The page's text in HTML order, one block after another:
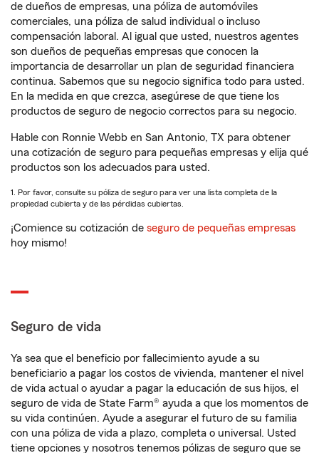
de dueños de empresas, una póliza de automóviles
comerciales, una póliza de salud individual o incluso
compensación laboral. Al igual que usted, nuestros agentes
son dueños de pequeñas empresas que conocen la
importancia de desarrollar un plan de seguridad financiera
continua. Sabemos que su negocio significa todo para usted.
En la medida en que crezca, asegúrese de que tiene los
productos de seguro de negocio correctos para su negocio.
Hable con Ronnie Webb en San Antonio, TX para obtener
una cotización de seguro para pequeñas empresas y elija qué
productos son los adecuados para usted.
1. Por favor, consulte su póliza de seguro para ver una lista completa de la
propiedad cubierta y de las pérdidas cubiertas.
¡Comience su cotización de seguro de pequeñas empresas
hoy mismo!
Seguro de vida
Ya sea que el beneficio por fallecimiento ayude a su
beneficiario a pagar los costos de vivienda, mantener el nivel
de vida actual o ayudar a pagar la educación de sus hijos, el
seguro de vida de State Farm® ayuda a que los momentos de
su vida continúen. Ayude a asegurar el futuro de su familia
con una póliza de vida a plazo, completa o universal. Usted
tiene opciones y nosotros tenemos pólizas de seguro que se